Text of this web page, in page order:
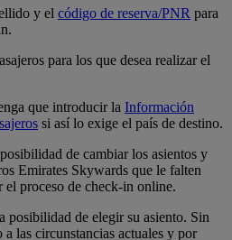
y el código de reserva/PNR para
para los que desea realizar el
que introducir la Información
si así lo exige el país de destino.
de cambiar los asientos y
Emirates Skywards que le falten
el proceso de check-in online.
posibilidad de elegir su asiento. Sin
a las circunstancias actuales y por